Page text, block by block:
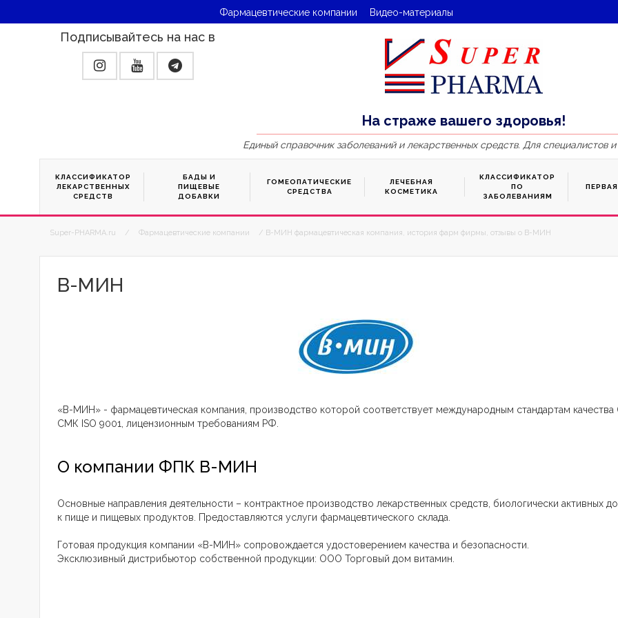
Фармацевтические компании Видео-материалы
Подписывайтесь на нас в
На страже вашего здоровья!
Единый справочник заболеваний и лекарственных средств. Для специалистов
КЛАССИФИКАТОР
ЛЕКАРСТВЕННЫХ
СРЕДСТВ
БАДЫ И
ПИЩЕВЫЕ
ДОБАВКИ
ГОМЕОПАТИЧЕСКИЕ
СРЕДСТВА
ЛЕЧЕБНАЯ
КОСМЕТИКА
КЛАССИФИКАТОР
ПО
ЗАБОЛЕВАНИЯМ
Super-PHARMA.ru / Фармацевтические компании / В-МИН фармацевтическая компания, история фарм фирмы, отзывы о В-МИН
В-МИН
«В-МИН» - фармацевтическая компания, производство которой соответствует международным стандартам качества
СМК ISO 9001, лицензионным требованиям РФ.
О компании ФПК В-МИН
Основные направления деятельности – контрактное производство лекарственных средств, биологически активных
к пище и пищевых продуктов. Предоставляются услуги фармацевтического склада.
Готовая продукция компании «В-МИН» сопровождается удостоверением качества и безопасности.
Эксклюзивный дистрибьютор собственной продукции: ООО Торговый дом витамин.